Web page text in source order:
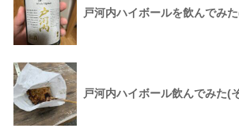
戸河内ハイボールを飲んでみ
戸河内ハイボール飲んでみた(